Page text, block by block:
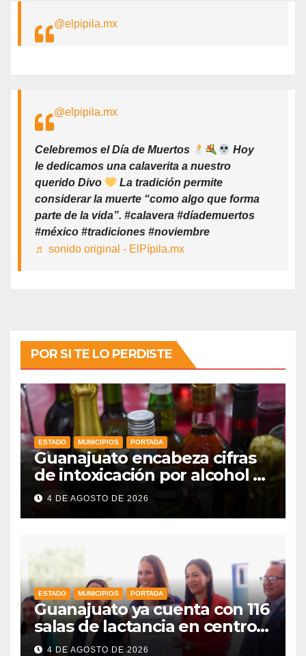
@elpipila.mx
@elpipila.mx
Celebremos el Día de Muertos
Hoy
le dedicamos una calaverita a nuestro
querido Divo
La tradición permite
considerar la muerte “como algo que forma
parte de la vida”. #calavera #díademuertos
#méxico #tradiciones #noviembre
♬ sonido original - ElPípila.mx
POR SI TE LO PERDISTE
ESTADO MUNICIPIOS PORTADA
Guanajuato encabeza cifras
de intoxicación por alcohol a
nivel nacional
4 DE AGOSTO DE 2026
ESTADO MUNICIPIOS PORTADA
Guanajuato ya cuenta con 116
salas de lactancia en centros
de trabajo: Gobernadora
4 DE AGOSTO DE 2026